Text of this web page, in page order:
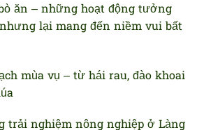
ăn – những hoạt động tưởng
lại mang đến niềm vui bất
mùa vụ – từ hái rau, đào khoai
trải nghiệm nông nghiệp ở Làng